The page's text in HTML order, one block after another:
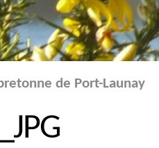
de Port-Launay